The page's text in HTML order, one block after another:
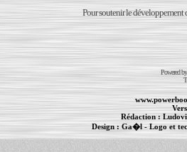
Pour soutenir le développement
Powered
Rédaction :
Design :Ga�l- Logo et
PowerBook